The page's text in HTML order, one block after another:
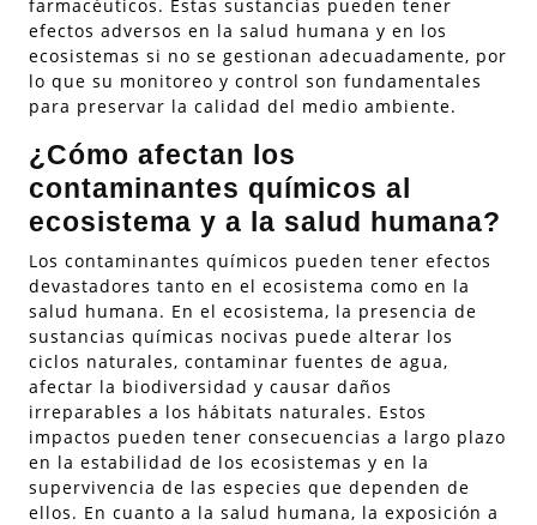
farmacéuticos. Estas sustancias pueden tener
efectos adversos en la salud humana y en los
ecosistemas si no se gestionan adecuadamente, por
lo que su monitoreo y control son fundamentales
para preservar la calidad del medio ambiente.
¿Cómo afectan los
contaminantes químicos al
ecosistema y a la salud humana?
Los contaminantes químicos pueden tener efectos
devastadores tanto en el ecosistema como en la
salud humana. En el ecosistema, la presencia de
sustancias químicas nocivas puede alterar los
ciclos naturales, contaminar fuentes de agua,
afectar la biodiversidad y causar daños
irreparables a los hábitats naturales. Estos
impactos pueden tener consecuencias a largo plazo
en la estabilidad de los ecosistemas y en la
supervivencia de las especies que dependen de
ellos. En cuanto a la salud humana, la exposición a